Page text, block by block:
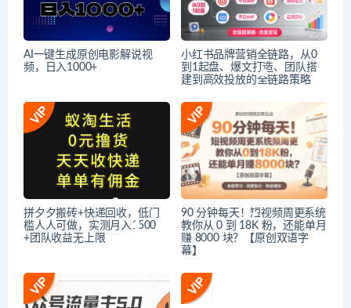
AI一键生成原创电影解说视
频，日入1000+
小红书品牌营销全链路，从0
到1起盘、爆文打造、团队搭
建到高效投放的全链路策略
拼夕夕搬砖+快递回收，低门
槛人人可做，实测月入1500
+团队收益无上限
90 分钟每天！短视频周更系统
教你从 0 到 18K 粉，还能单月
赚 8000 块？【原创双语字
幕】